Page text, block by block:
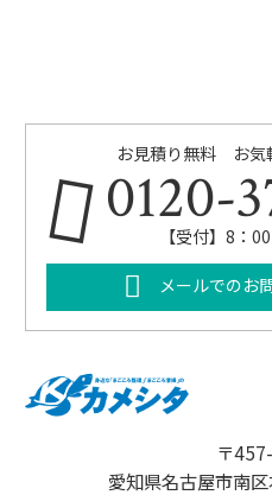
お見積り無料 お気
0120-
【受付】8：
メールでのお
〒
愛知県名古屋市南